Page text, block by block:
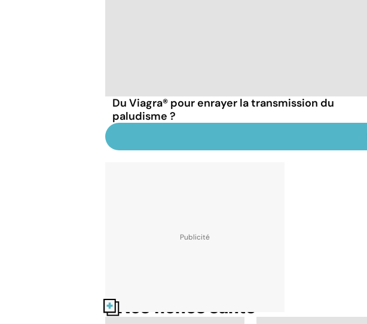
Du Viagra® pour enrayer la transmission du
paludisme ?
Nos fiches santé